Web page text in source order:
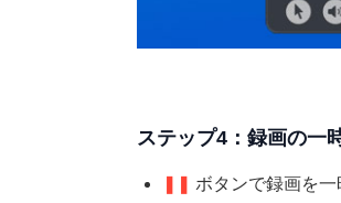
ステップ4：録画の一
ボタンで録画を一